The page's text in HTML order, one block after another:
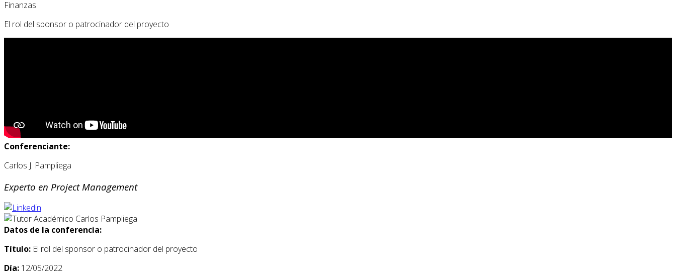
Finanzas
El rol del sponsor o patrocinador del proyecto
Conferenciante:
Carlos J. Pampliega
Experto en Project Management
Datos de la conferencia:
Título: El rol del sponsor o patrocinador del proyecto
Día: 12/05/2022